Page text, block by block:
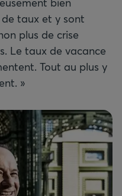
de taux et y sont
plus de crise
Le taux de vacance
Tout au plus y
»